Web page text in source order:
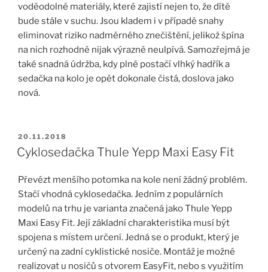
voděodolné materiály, které zajistí nejen to, že dítě
bude stále v suchu. Jsou kladem i v případě snahy
eliminovat riziko nadměrného znečištění, jelikož špína
na nich rozhodně nijak výrazně neulpívá. Samozřejmá je
také snadná údržba, kdy plně postačí vlhký hadřík a
sedačka na kolo je opět dokonale čistá, doslova jako
nová.
PUBLIKOVÁNO
20.11.2018
Cyklosedačka Thule Yepp Maxi Easy Fit
Převézt menšího potomka na kole není žádný problém.
Stačí vhodná cyklosedačka. Jedním z populárních
modelů na trhu je varianta značená jako Thule Yepp
Maxi Easy Fit. Její základní charakteristika musí být
spojena s místem určení. Jedná se o produkt, který je
určený na zadní cyklistické nosiče. Montáž je možné
realizovat u nosičů s otvorem EasyFit, nebo s využitím